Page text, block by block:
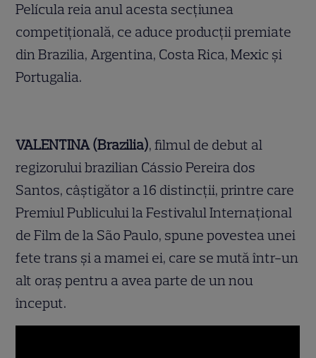
Película reia anul acesta secțiunea
competițională, ce aduce producții premiate
din Brazilia, Argentina, Costa Rica, Mexic și
Portugalia.
VALENTINA (Brazilia), filmul de debut al
regizorului brazilian Cássio Pereira dos
Santos, câștigător a 16 distincții, printre care
Premiul Publicului la Festivalul Internațional
de Film de la São Paulo, spune povestea unei
fete trans și a mamei ei, care se mută într-un
alt oraș pentru a avea parte de un nou
început.